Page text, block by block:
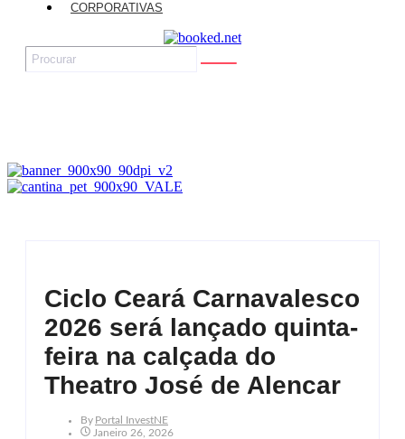
CORPORATIVAS
Ciclo Ceará Carnavalesco
2026 será lançado quinta-
feira na calçada do
Theatro José de Alencar
By Portal InvestNE
Janeiro 26, 2026